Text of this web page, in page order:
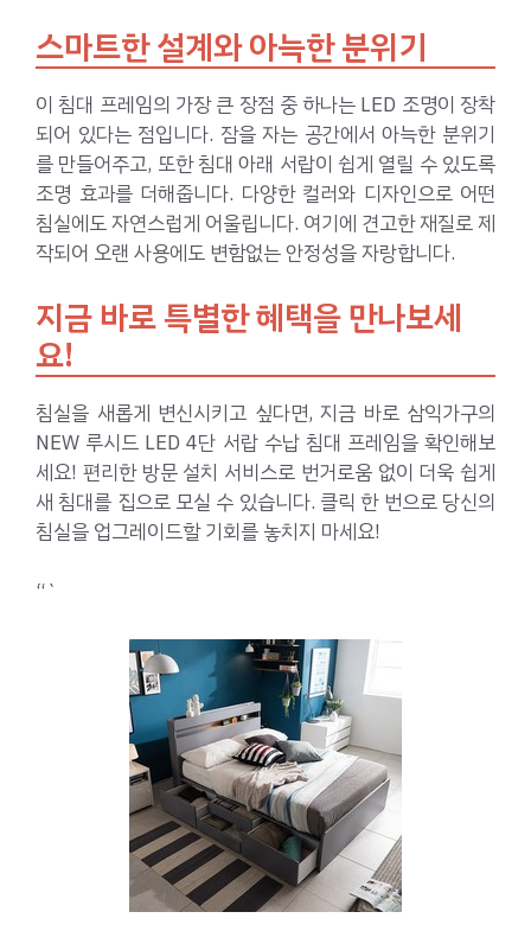
스마트한 설계와 아늑한 분위기
이 침대 프레임의 가장 큰 장점 중 하나는 LED 조명이 장착
되어 있다는 점입니다. 잠을 자는 공간에서 아늑한 분위기
를 만들어주고, 또한 침대 아래 서랍이 쉽게 열릴 수 있도록
조명 효과를 더해줍니다. 다양한 컬러와 디자인으로 어떤
침실에도 자연스럽게 어울립니다. 여기에 견고한 재질로 제
작되어 오랜 사용에도 변함없는 안정성을 자랑합니다.
지금 바로 특별한 혜택을 만나보세
요!
침실을 새롭게 변신시키고 싶다면, 지금 바로 삼익가구의
NEW 루시드 LED 4단 서랍 수납 침대 프레임을 확인해보
세요! 편리한 방문 설치 서비스로 번거로움 없이 더욱 쉽게
새 침대를 집으로 모실 수 있습니다. 클릭 한 번으로 당신의
침실을 업그레이드할 기회를 놓치지 마세요!
“`